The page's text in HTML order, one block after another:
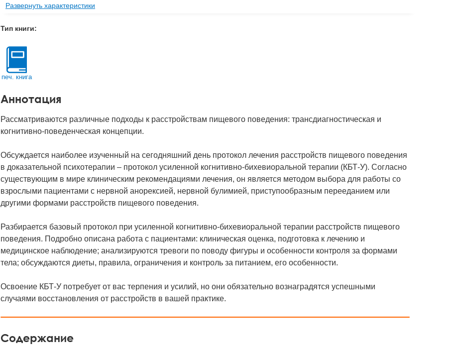
Формат книги
239x165x24 мм
Кол-во стр
Год
Код
Развернуть характеристики
Тип книги:
печ. книга
Аннотация
Рассматриваются различные подходы к расстройствам пищевого поведения: трансдиагностическая и
когнитивно-поведенческая концепции.
Обсуждается наиболее изученный на сегодняшний день протокол лечения расстройств пищевого поведения
в доказательной психотерапии – протокол усиленной когнитивно-бихевиоральной терапии (КБТ-У). Согласно
существующим в мире клиническим рекомендациями лечения, он является методом выбора для работы со
взрослыми пациентами с нервной анорексией, нервной булимией, приступообразным перееданием или
другими формами расстройств пищевого поведения.
Разбирается базовый протокол при усиленной когнитивно-бихевиоральной терапии расстройств пищевого
поведения. Подробно описана работа с пациентами: клиническая оценка, подготовка к лечению и
медицинское наблюдение; анализируются тревоги по поводу фигуры и особенности контроля за формами
тела; обсуждаются диеты, правила, ограничения и контроль за питанием, его особенности.
Освоение КБТ-У потребует от вас терпения и усилий, но они обязательно вознаградятся успешными
случаями восстановления от расстройств в вашей практике.
Содержание